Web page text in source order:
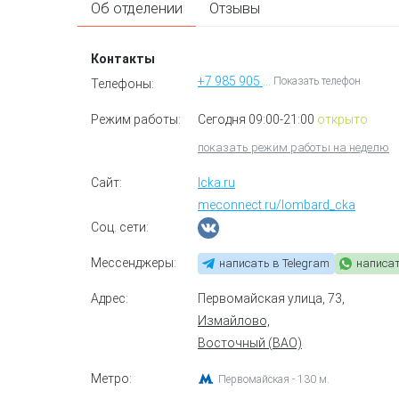
Об отделении Отзывы
Контакты
Телефоны:
+7 985 905 79 98 Показать телефон
Режим работы: Сегодня 09:00-21:00 открыто
показать режим работы на неделю
Сайт:
lcka.ru
meconnect.ru/lombard_cka
Соц. сети:
Мессенджеры: написать в Telegram
Адрес: Первомайская улица, 73,
Измайлово,
Восточный (ВАО)
Метро: Первомайская - 130 м.